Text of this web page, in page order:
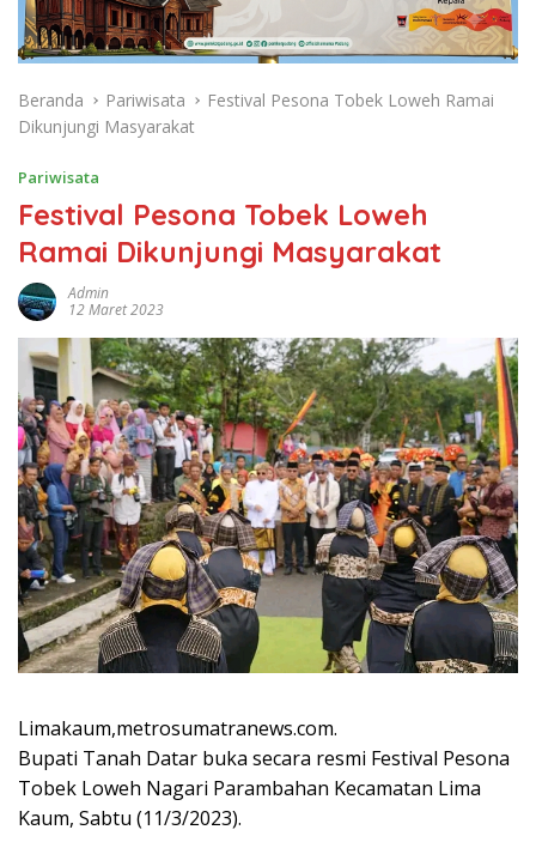
Beranda Pariwisata
Festival Pesona Tobek Loweh Ramai
Dikunjungi Masyarakat
Pariwisata
Festival Pesona Tobek Loweh
Ramai Dikunjungi Masyarakat
Admin
12 Maret 2023
Limakaum,metrosumatranews.com.
Bupati Tanah Datar buka secara resmi Festival Pesona
Tobek Loweh Nagari Parambahan Kecamatan Lima
Kaum, Sabtu (11/3/2023).